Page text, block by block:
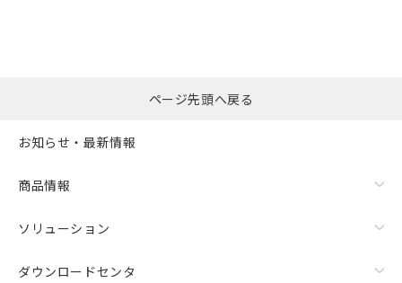
ページ先頭へ戻る
お知らせ・最新情報
商品情報
ソリューション
ダウンロードセンタ